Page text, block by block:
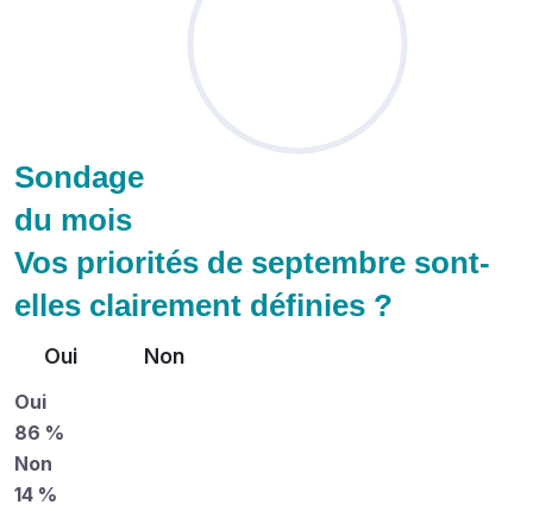
Sondage
du mois
Vos priorités de septembre sont-
elles clairement définies ?
Oui Non
Oui
86 %
Non
14 %